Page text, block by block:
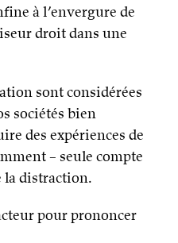
à l’envergure de
droit dans une
sont considérées
sociétés bien
des expériences de
– seule compte
la distraction.
pour prononcer